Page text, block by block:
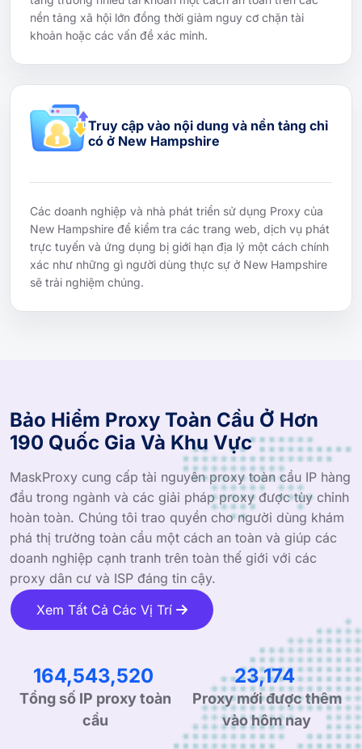
nền tảng xã hội lớn đồng thời giảm nguy cơ chặn tài
khoản hoặc các vấn đề xác minh.
Truy cập vào nội dung và nền tảng chỉ
có ở New Hampshire
Các doanh nghiệp và nhà phát triển sử dụng Proxy của
New Hampshire để kiểm tra các trang web, dịch vụ phát
trực tuyến và ứng dụng bị giới hạn địa lý một cách chính
xác như những gì người dùng thực sự ở New Hampshire
sẽ trải nghiệm chúng.
Bảo Hiểm Proxy Toàn Cầu Ở Hơn
190 Quốc Gia Và Khu Vực
MaskProxy cung cấp tài nguyên proxy toàn cầu IP hàng
đầu trong ngành và các giải pháp proxy được tùy chỉnh
hoàn toàn. Chúng tôi trao quyền cho người dùng khám
phá thị trường toàn cầu một cách an toàn và giúp các
doanh nghiệp cạnh tranh trên toàn thế giới với các
proxy dân cư và ISP đáng tin cậy.
Xem Tất Cả Các Vị Trí
263,209,471
Tổng số IP proxy toàn
cầu
37,071
Proxy mới được thêm
vào hôm nay